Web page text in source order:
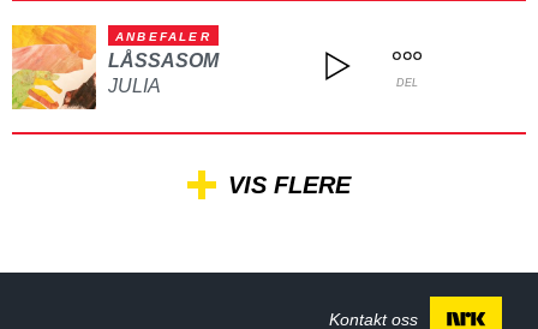
ANBEFALER
LÅSSASOM
JULIA
DEL
VIS FLERE
Kontakt oss